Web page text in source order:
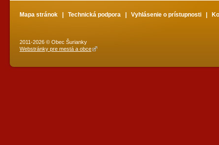
Mapa stránok Technická podpora Vyhlásenie o prístupnosti
2011-2026 © Obec Šurianky
Webstránky pre mestá a obce